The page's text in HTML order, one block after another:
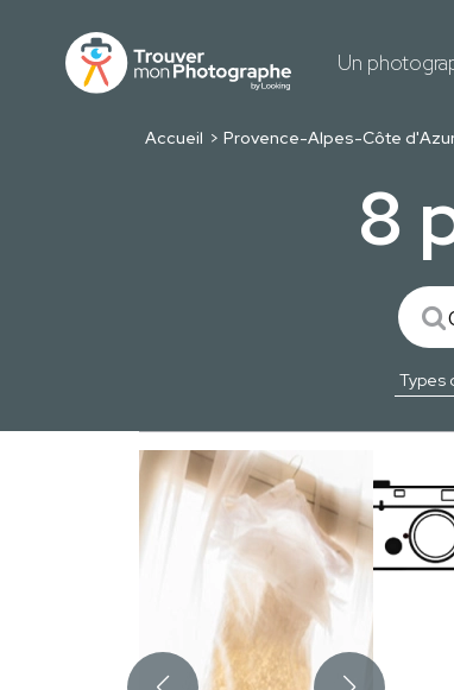
Un
Accueil Provence-Alpes-Côte
8